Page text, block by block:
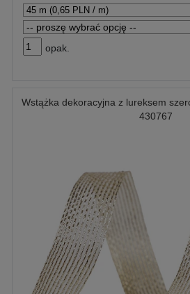
opak.
Wstążka dekoracyjna z lureksem
430767